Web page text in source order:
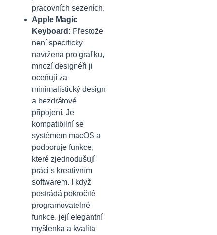
pracovních sezeních.
Apple Magic
Keyboard: Přestože
není specificky
navržena pro grafiku,
mnozí designéři ji
oceňují za
minimalistický design
a bezdrátové
připojení. Je
kompatibilní se
systémem macOS a
podporuje funkce,
které zjednodušují
práci s kreativním
softwarem. I když
postrádá pokročilé
programovatelné
funkce, její elegantní
myšlenka a kvalita